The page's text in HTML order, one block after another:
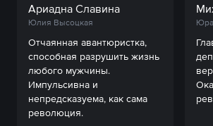
Ариадна Славина
Юлия Высоцкая
Отчаянная авантюристка,
способная разрушить жизнь
любого мужчины.
Импульсивна и
непредсказуема, как сама
революция.